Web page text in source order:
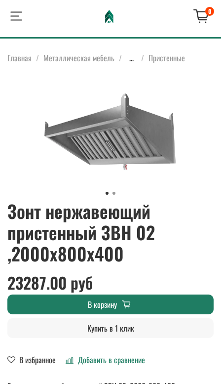
0
Главная Металлическая мебель ... Пристенные
Зонт нержавеющий
пристенный ЗВН 02
,2000х800х400
В избранное Добавить в сравнение
23287.00 руб
В корзину
Купить в 1 клик